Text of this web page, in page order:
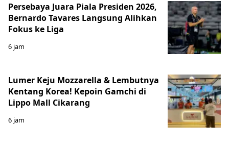
Persebaya Juara Piala Presiden 2026,
Bernardo Tavares Langsung Alihkan
Fokus ke Liga
6 jam
Lumer Keju Mozzarella & Lembutnya
Kentang Korea! Kepoin Gamchi di
Lippo Mall Cikarang
6 jam